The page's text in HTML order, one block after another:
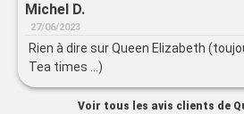
Michel D.
27/06/2023
Rien à dire sur Queen Elizabeth
Tea times ...)
Voir tous les avis clients de